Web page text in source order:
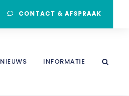
CONTACT & AFSPRAAK
NIEUWS INFORMATIE